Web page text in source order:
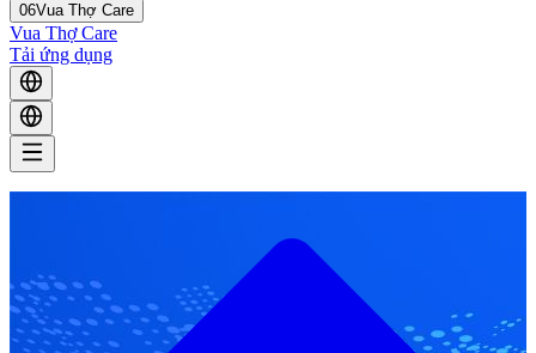
06Vua Thợ Care
Vua Thợ Care
Tải ứng dụng